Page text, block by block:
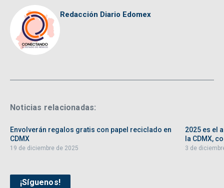
Redacción Diario Edomex
Noticias relacionadas:
Envolverán regalos gratis con papel reciclado en
CDMX
19 de diciembre de 2025
2025 es el
la CDMX,
3 de
¡Síguenos!